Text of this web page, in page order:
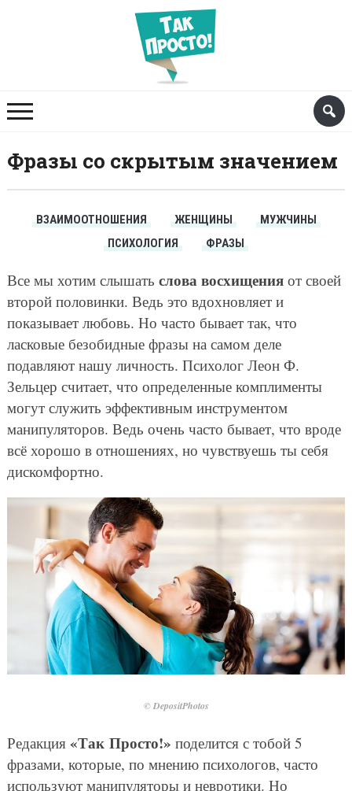
Фразы со скрытым значением
ВЗАИМООТНОШЕНИЯ ЖЕНЩИНЫ
МУЖЧИНЫ
ПСИХОЛОГИЯ
ФРАЗЫ
Все мы хотим слышать слова восхищенияот своей
второй половинки. Ведь это вдохновляет и
показывает любовь. Но часто бывает так, что
ласковые безобидные фразы на самом деле
подавляют нашу личность. Психолог Леон Ф.
Зельцер считает, что определенные комплименты
могут служить эффективным инструментом
манипуляторов. Ведь очень часто бывает, что вроде
всё хорошо в отношениях, но чувствуешь ты себя
дискомфортно.
© DepositPhotos
Редакция «Так Просто!» поделится с тобой 5
фразами, которые, по мнению психологов, часто
используют манипуляторы и невротики. Но